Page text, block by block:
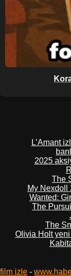
L’Amant
2025
The
My Nexdoll
Wanted:
The
The
Olivia Holt
film izle -